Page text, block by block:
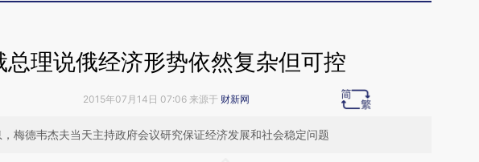
总理说俄经济形势依然复杂但可控
2015年07月14日 07:06 来源于 财新网
梅德韦杰夫当天主持政府会议研究保证经济发展和社会稳定问题